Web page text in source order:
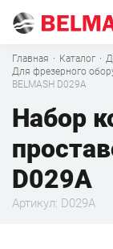
Главная · Каталог ·
Для фрезерного
BELMASH D029A
Набор
D029A
Артикул: D029A